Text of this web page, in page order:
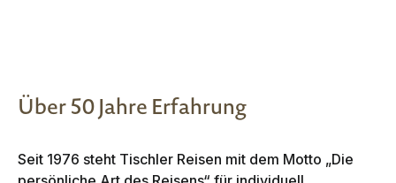
Über 50 Jahre Erfahrung
Seit 1976 steht Tischler Reisen mit dem Motto „Die